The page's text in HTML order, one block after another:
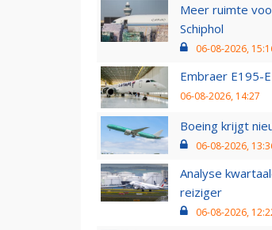
Meer ruimte
Schiphol
06-08-2026,
Embraer E195-
06-08-2026, 14:27
Boeing krijgt
06-08-2026,
Analyse
reiziger
06-08-2026,